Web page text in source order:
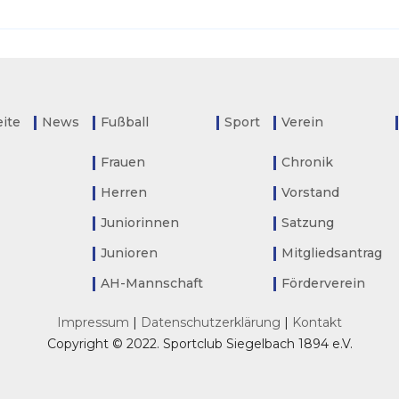
News Fußball
Frauen
Herren
Juniorinnen
Junioren
AH-Mannschaft
Sport Verein
Chronik
Vorstand
Satzung
Mitgliedsantrag
Förderverein
Impressum Datenschutzerklärung
Kontakt
Copyright © 2022. Sportclub Siegelbach 1894 e.V.